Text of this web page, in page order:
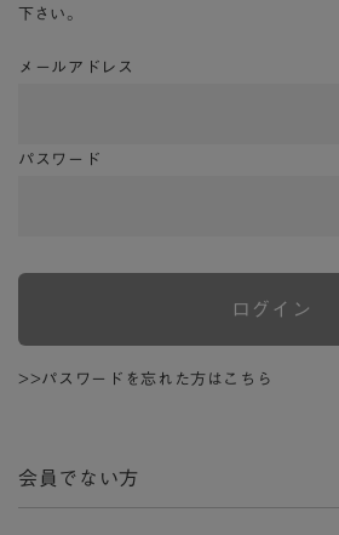
下さい。
メールアドレス
パスワード
ログイン
>>パスワードを忘れた方はこちら
会員でない方